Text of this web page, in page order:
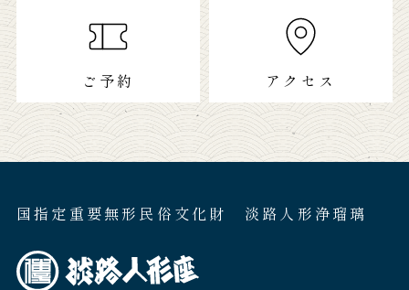
ご予約 アクセス
国指定重要無形民俗文化財 淡路人形浄瑠璃